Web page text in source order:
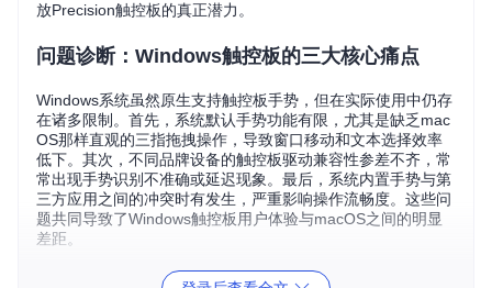
放Precision触控板的真正潜力。
问题诊断：Windows触控板的三大核心痛点
Windows系统虽然原生支持触控板手势，但在实际使用中仍存
在诸多限制。首先，系统默认手势功能有限，尤其是缺乏mac
OS那样直观的三指拖拽操作，导致窗口移动和文本选择效率
低下。其次，不同品牌设备的触控板驱动兼容性参差不齐，常
常出现手势识别不准确或延迟现象。最后，系统内置手势与第
三方应用之间的冲突时有发生，严重影响操作流畅度。这些问
题共同导致了Windows触控板用户体验与macOS之间的明显
差距。
触控板硬件兼容性检测